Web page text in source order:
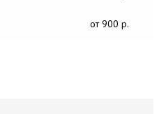
от 900 р.